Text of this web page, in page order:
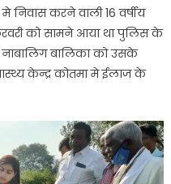
निवास करने वाली 16 वर्षीय
को सामने आया था पुलिस के
नाबालिग बालिका को उसके
केन्द्र कोतमा मे ईलाज के